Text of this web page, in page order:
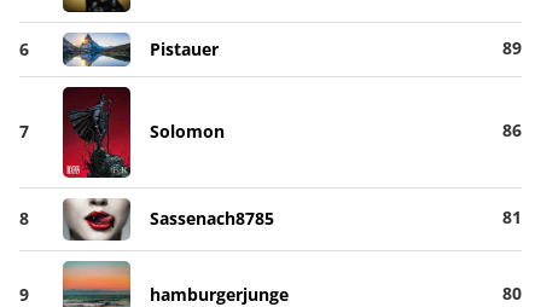
6 Pistauer 89
7 Solomon 86
8 Sassenach8785 81
9 hamburgerjunge 80